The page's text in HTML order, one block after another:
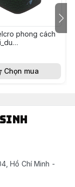
phong cách
Chọn mua
Hồ Chí Minh -